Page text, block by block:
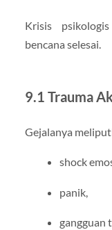
Krisis
bencana selesai.
9.1 Trauma
Gejalanya
shock
panik,
gangguan